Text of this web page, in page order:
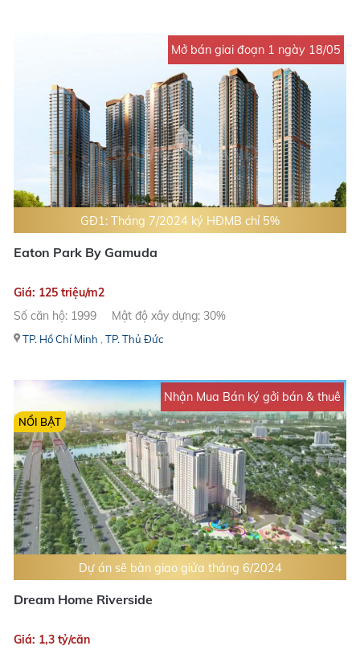
Mở bán giai đoạn 1 ngày 18/05
GĐ1: Tháng 7/2024 ký HĐMB chỉ 5%
Eaton Park By Gamuda
Giá: 125 triệu/m2
Số căn hộ: 1999
Mật độ xây dựng: 30%
TP. Hồ Chí Minh , TP. Thủ Đức
Nhận Mua Bán ký gởi bán & thuê
Dự án sẽ bàn giao giửa tháng 6/2024
NỔI BẬT
Dream Home Riverside
Giá: 1,3 tỷ/căn